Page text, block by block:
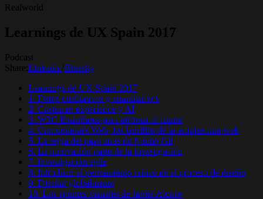
Realworld
Learnings de UX Spain 2017
Podcast
Share: Linkedin Bluesky
Learnings de UX Spain 2017
1. Datos cualitativos y cuantitativos
2. Customer experience y AI
3. W3C Estándares para afrontar el futuro
4. Componentes Web, los ladrillos de la arquitectura web
5. La regla del paso atrás de Nacho Gil
6. La innovación parte de la investigación
7. Investigación agile
8. Introducir el pensamiento crítico en el proceso de diseño
9. Diseñar globalmente
10. Los apuntes visuales de Javier Alonso